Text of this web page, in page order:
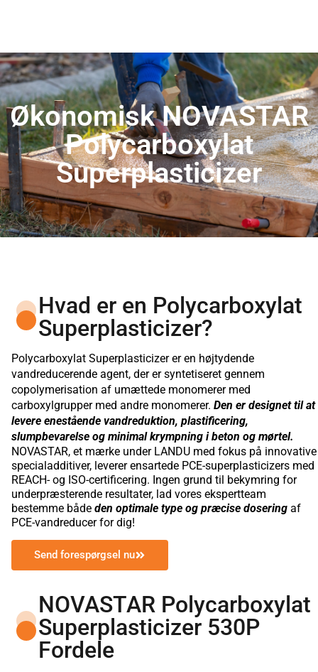
Økonomisk NOVASTAR
Polycarboxylat
Superplasticizer
Hvad er en Polycarboxylat
Superplasticizer?
Polycarboxylat Superplasticizer er en højtydende
vandreducerende agent, der er syntetiseret gennem
copolymerisation af umættede monomerer med
carboxylgrupper med andre monomerer. Den er designet til at
levere enestående vandreduktion, plastificering,
slumpbevarelse og minimal krympning i beton og mørtel.
NOVASTAR, et mærke under LANDU med fokus på innovative
specialadditiver, leverer ensartede PCE-superplasticizers med
REACH- og ISO-certificering. Ingen grund til bekymring for
underpræsterende resultater, lad vores ekspertteam
bestemme både den optimale type og præcise dosering af
PCE-vandreducer for dig!
Send forespørgsel nu
NOVASTAR Polycarboxylat
Superplasticizer 530P
Fordele